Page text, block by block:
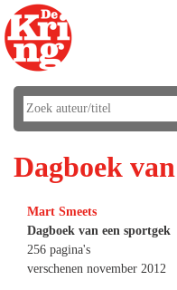
Dagboek
Mart Smeets
Dagboek van een sportgek
256 pagina's
verschenen november 2012